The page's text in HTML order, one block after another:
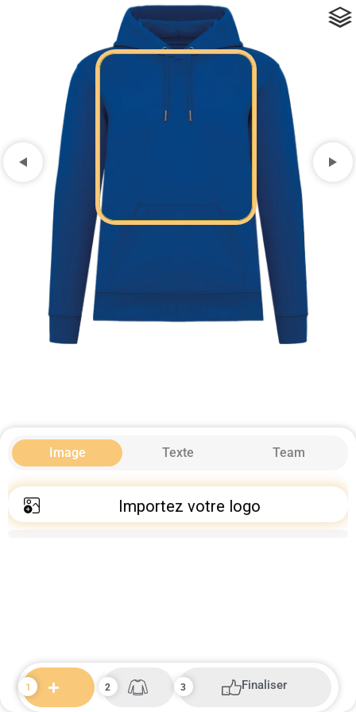
Finaliser
Image Texte Team
Importez votre logo